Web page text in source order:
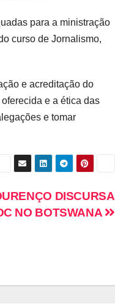
para a ministração
curso de Jornalismo,
e acreditação do
e a ética das
e tomar
DISCURSA
NO BOTSWANA